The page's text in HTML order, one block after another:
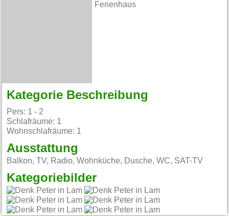
Ferienhaus
Kategorie Beschreibung
Pers: 1 - 2
Schlafräume: 1
Wohnschlafräume: 1
Ausstattung
Balkon, TV, Radio, Wohnküche, Dusche, WC, SAT-TV
Kategoriebilder